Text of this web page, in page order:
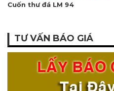
Cuốn thư đá LM 94
TƯ VẤN BÁO GIÁ